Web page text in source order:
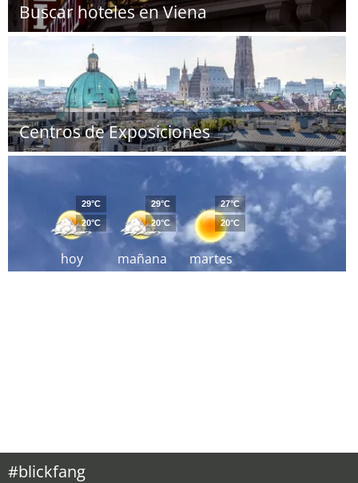
Buscar hoteles en Viena
Centros de Exposiciones
hoy
29°C
20°C
mañana
29°C
20°C
martes
27°C
20°C
#blickfang